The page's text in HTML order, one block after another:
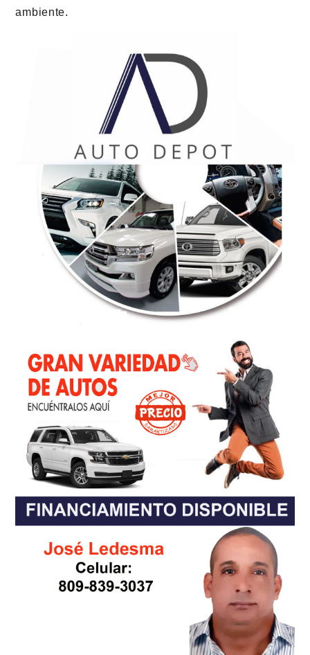
ambiente.